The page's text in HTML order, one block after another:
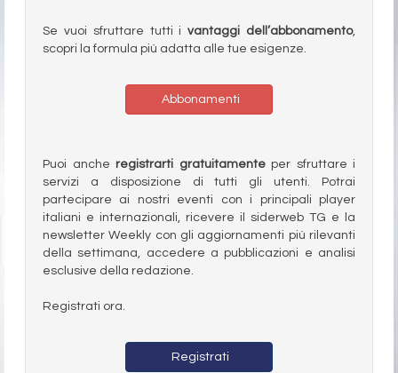
Se vuoi sfruttare tutti ivantaggi dell’abbonamento,
scopri la formula più adatta alle tue esigenze.
Abbonamenti
Puoi anche registrarti gratuitamenteper sfruttare i
servizi a disposizione di tutti gli utenti. Potrai
partecipare ai nostri eventi con i principali player
italiani e internazionali, ricevere il siderweb TG e la
newsletter Weekly con gli aggiornamenti più rilevanti
della settimana, accedere a pubblicazioni e analisi
esclusive della redazione.
Registrati ora.
Registrati